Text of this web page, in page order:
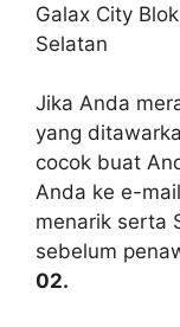
Galax City
Selatan
Jika Anda
yang
cocok buat
Anda ke e-
menarik serta
sebelum
02.